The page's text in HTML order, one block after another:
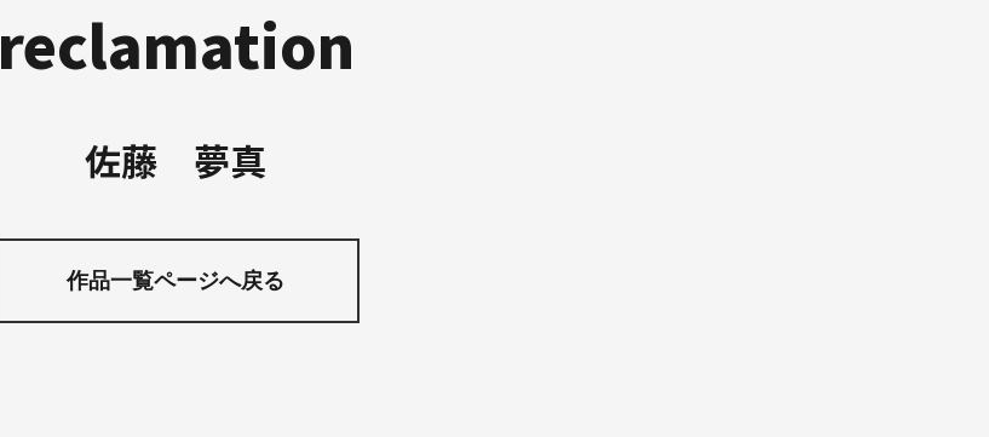
reclamation
佐藤 夢真
作品一覧ページへ戻る